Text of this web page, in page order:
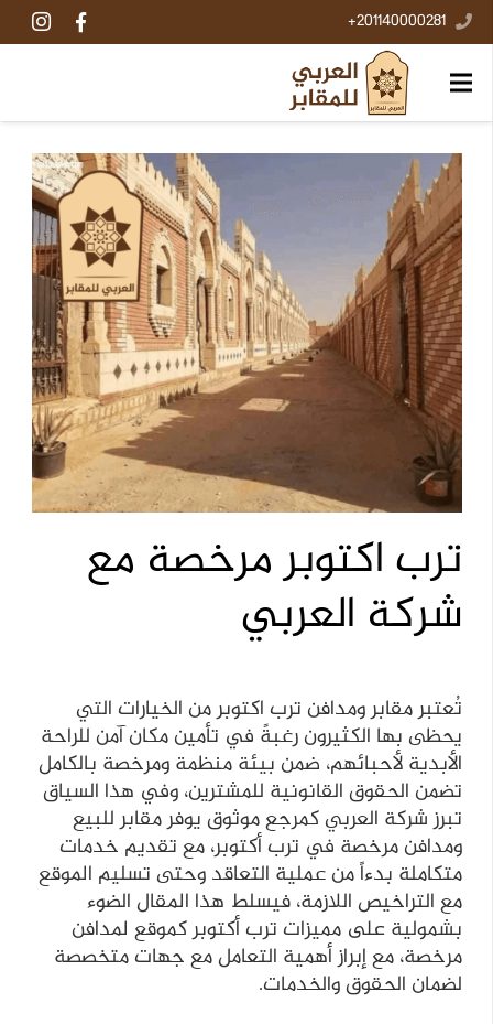
201140000281+
ترب اكتوبر مرخصة مع
شركة العربي
تُعتبر مقابر ومدافن ترب اكتوبر من الخيارات التي
يحظى بها الكثيرون رغبةً في تأمين مكان آمن للراحة
الأبدية لأحبائهم، ضمن بيئة منظمة ومرخصة بالكامل
تضمن الحقوق القانونية للمشترين، وفي هذا السياق
تبرز شركة العربي كمرجع موثوق يوفر مقابر للبيع
ومدافن مرخصة في ترب أكتوبر، مع تقديم خدمات
متكاملة بدءاً من عملية التعاقد وحتى تسليم الموقع
مع التراخيص اللازمة، فيسلط هذا المقال الضوء
بشمولية على مميزات ترب أكتوبر كموقع لمدافن
مرخصة، مع إبراز أهمية التعامل مع جهات متخصصة
لضمان الحقوق والخدمات.